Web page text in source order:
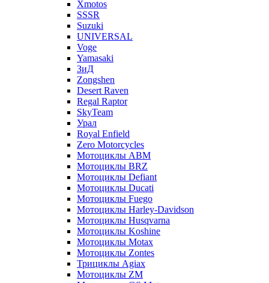
Xmotos
SSSR
Suzuki
UNIVERSAL
Voge
Yamasaki
ЗиД
Zongshen
Desert Raven
Regal Raptor
SkyTeam
Урал
Royal Enfield
Zero Motorcycles
Мотоциклы ABM
Мотоциклы BRZ
Мотоциклы Defiant
Мотоциклы Ducati
Мотоциклы Fuego
Мотоциклы Harley-Davidson
Мотоциклы Husqvarna
Мотоциклы Koshine
Мотоциклы Motax
Мотоциклы Zontes
Трициклы Agiax
Мотоциклы ZM